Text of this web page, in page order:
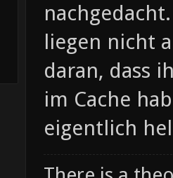
liegen nicht
daran, dass
im Cache
eigentlich